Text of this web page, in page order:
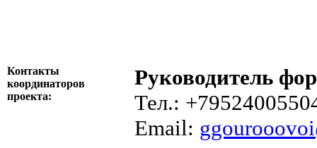
Контакты
координаторов
проекта:
Руководитель
Тел.:
Email: